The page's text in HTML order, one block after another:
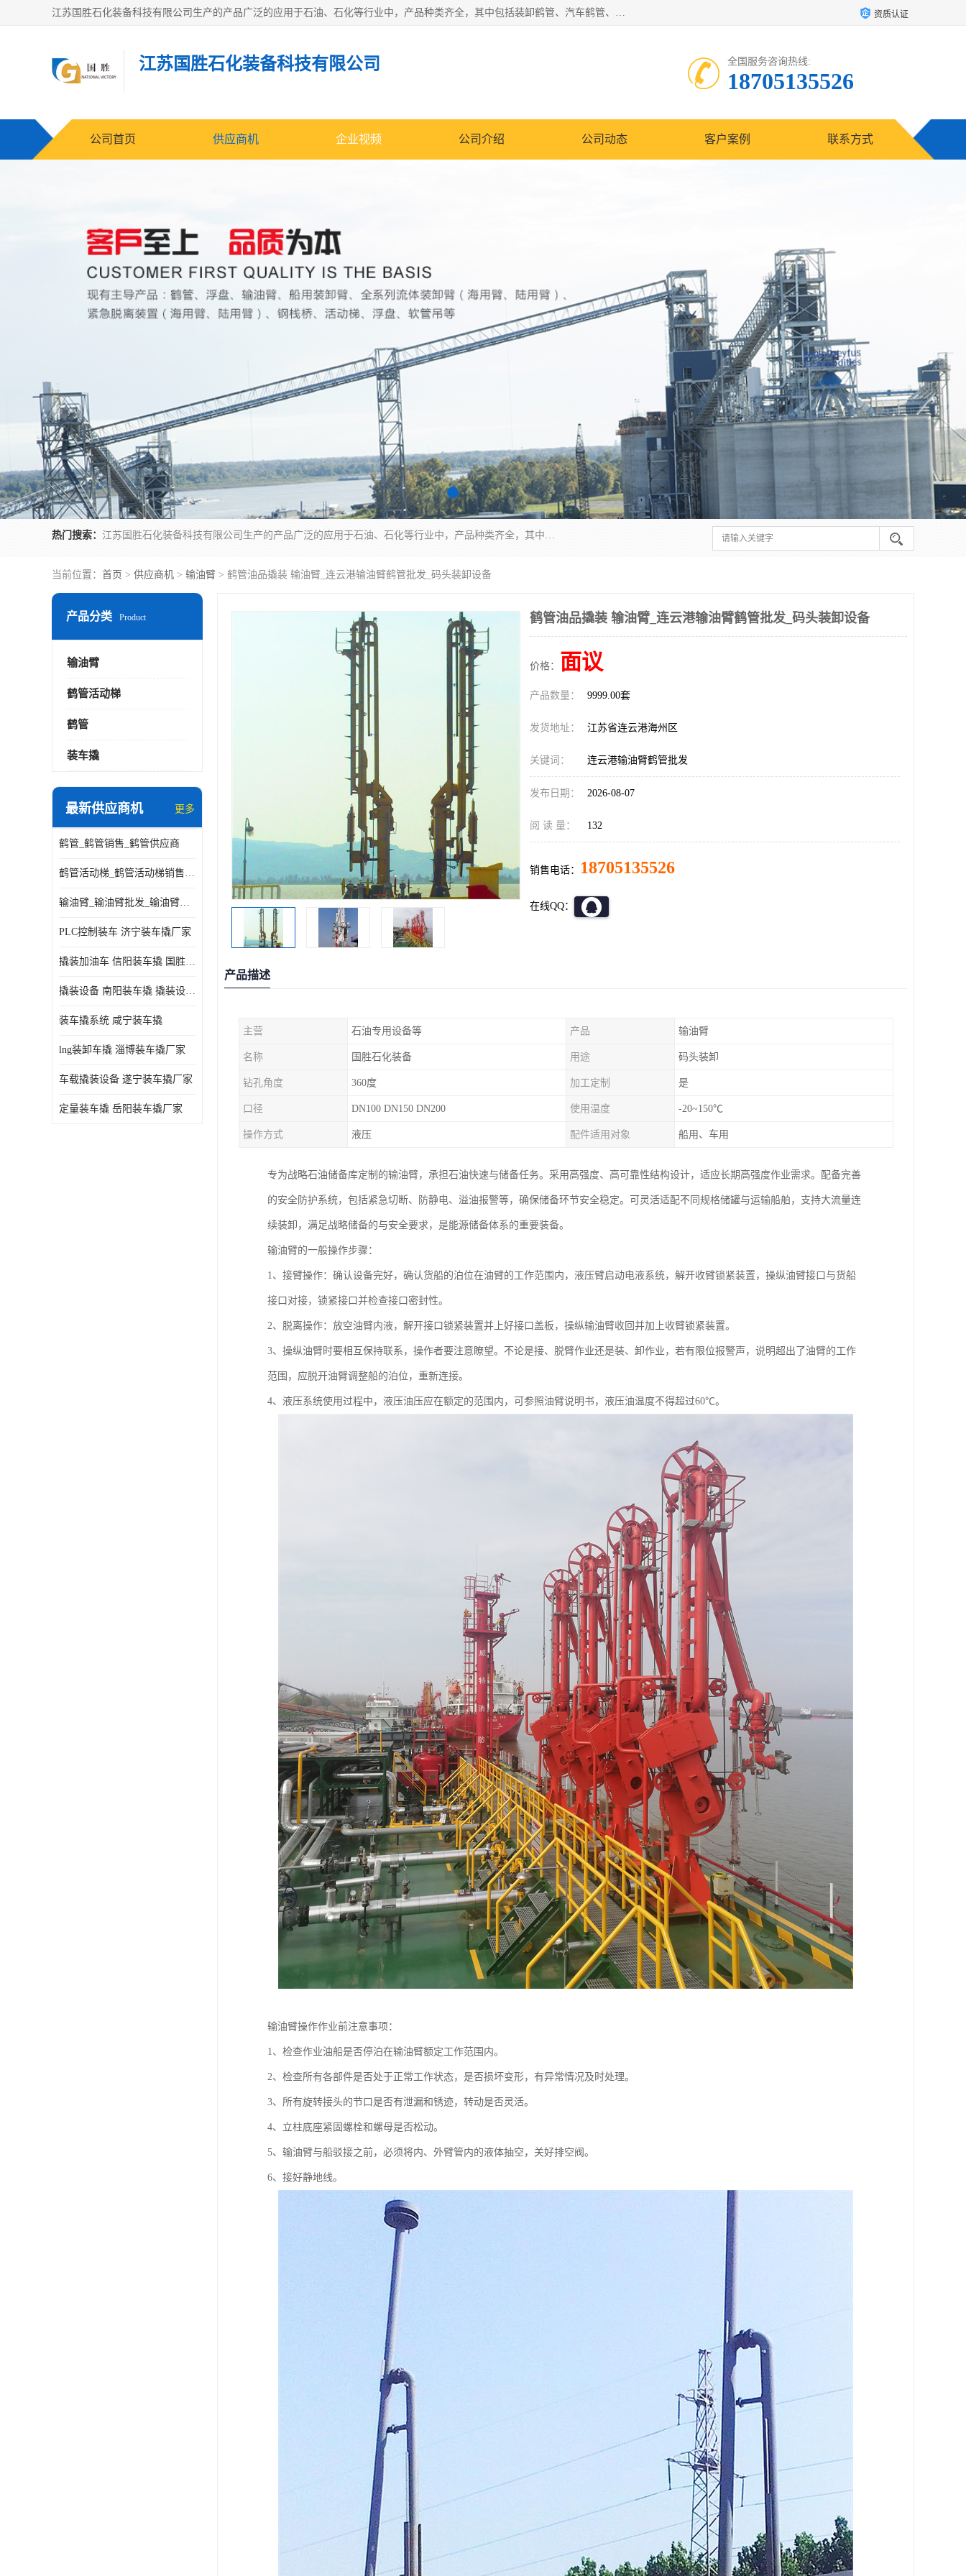
江苏国胜石化装备科技有限公司生产的产品广泛的应用于石油、石化等行业中，产品种类齐全，其中包括装卸鹤管、汽车鹤管、火车鹤管、装车鹤管、卸车鹤管、上装鹤管、下装鹤管、lng鹤管、发油鹤管、液氨鹤管、液化气鹤管等，我们生产的产品质量上乘，价格实惠，服务好，买鹤管就到国胜石化装备！ 资质认证
江苏国胜石化装备科技有限公司 全国服务咨询热线:
18705135526
公司首页 供应商机 企业视频 公司介绍 公司动态 客户案例 联系方式
热门搜索： 江苏国胜石化装备科技有限公司生产的产品广泛的应用于石油、石化等行业中，产品种类齐全，其中包括装卸鹤管、汽车鹤管、火车鹤管、装车鹤管、卸车鹤管、上装鹤管、下装鹤管、lng鹤管、发油鹤管、液氨鹤管、液化气鹤管等，我们生产的产品质量上乘，价格实惠，服务好，买鹤管就到国胜石化装备！
当前位置： 首页 > 供应商机 > 输油臂 > 鹤管油品撬装 输油臂_连云港输油臂鹤管批发_码头装卸设备
产品分类 Product
输油臂
鹤管活动梯
鹤管
装车撬
最新供应商机 更多
鹤管_鹤管销售_鹤管供应商
鹤管活动梯_鹤管活动梯销售_鹤管活动梯供应商
输油臂_输油臂批发_输油臂厂家
PLC控制装车 济宁装车撬厂家
撬装加油车 信阳装车撬 国胜装备
撬装设备 南阳装车撬 撬装设备 定量控制
装车撬系统 咸宁装车撬
lng装卸车撬 淄博装车撬厂家
车载撬装设备 遂宁装车撬厂家
定量装车撬 岳阳装车撬厂家
鹤管油品撬装 输油臂_连云港输油臂鹤管批发_码头装卸设备
价格： 面议
产品数量： 9999.00套
发货地址： 江苏省连云港海州区
关键词： 连云港输油臂鹤管批发
发布日期： 2026-08-07
阅 读 量： 132
销售电话： 18705135526
在线QQ：
产品描述
主营 石油专用设备等 产品 输油臂
名称 国胜石化装备 用途 码头装卸
钻孔角度 360度 加工定制 是
口径 DN100 DN150 DN200 使用温度 -20~150℃
操作方式 液压 配件适用对象 船用、车用
专为战略石油储备库定制的输油臂，承担石油快速与储备任务。采用高强度、高可靠性结构设计，适应长期高强度作业需求。配备完善
的安全防护系统，包括紧急切断、防静电、溢油报警等，确保储备环节安全稳定。可灵活适配不同规格储罐与运输船舶，支持大流量连
续装卸，满足战略储备的与安全要求，是能源储备体系的重要装备。
输油臂的一般操作步骤：
1、接臂操作：确认设备完好，确认货船的泊位在油臂的工作范围内，液压臂启动电液系统，解开收臂锁紧装置，操纵油臂接口与货船
接口对接，锁紧接口并检查接口密封性。
2、脱离操作：放空油臂内液，解开接口锁紧装置并上好接口盖板，操纵输油臂收回并加上收臂锁紧装置。
3、操纵油臂时要相互保持联系，操作者要注意瞭望。不论是接、脱臂作业还是装、卸作业，若有限位报警声，说明超出了油臂的工作
范围，应脱开油臂调整船的泊位，重新连接。
4、液压系统使用过程中，液压油压应在额定的范围内，可参照油臂说明书，液压油温度不得超过60℃。
输油臂操作作业前注意事项：
1、检查作业油船是否停泊在输油臂额定工作范围内。
2、检查所有各部件是否处于正常工作状态，是否损坏变形，有异常情况及时处理。
3、所有旋转接头的节口是否有泄漏和锈迹，转动是否灵活。
4、立柱底座紧固螺栓和螺母是否松动。
5、输油臂与船驳接之前，必须将内、外臂管内的液体抽空，关好排空阀。
6、接好静地线。